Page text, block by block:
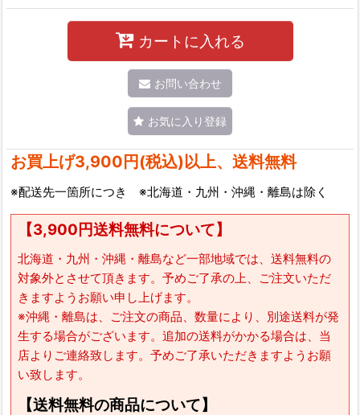
カートに入れる
お問い合わせ
お気に入り登録
お買上げ3,900円(税込)以上、送料無料
※配送先一箇所につき ※北海道・九州・沖縄・離島は除く
【3,900円送料無料について】
北海道・九州・沖縄・離島など一部地域では、送料無料の
対象外とさせて頂きます。予めご了承の上、ご注文いただ
きますようお願い申し上げます。
※沖縄・離島は、ご注文の商品、数量により、別途送料が発
生する場合がございます。追加の送料がかかる場合は、当
店よりご連絡致します。予めご了承いただきますようお願
い致します。
【送料無料の商品について】